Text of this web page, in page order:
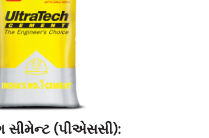
સીમેન્ટ (પીએસસી):